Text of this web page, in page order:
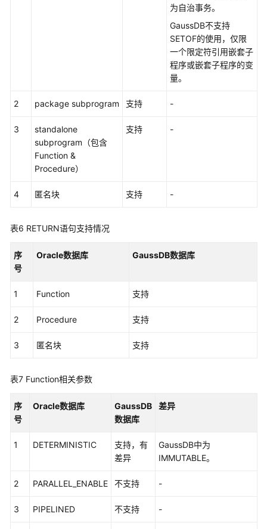
数
类
型
兼
容
制
句
合
Record
动
态
系
函
为自治事务。
GaussDB不支持
SETOF的使用，仅限
一个限定符引用嵌套子
程序或嵌套子程序的变
量。
2 package subprogram 支持 -
3
standalone
subprogram（包含
Function &
Procedure）
支持 -
4 匿名块 支持 -
表6 RETURN语句支持情况
序
号
Oracle数据库 GaussDB数据库
1 Function 支持
2 Procedure 支持
3 匿名块 支持
表7 Function相关参数
序
号
Oracle数据库
GaussDB
数据库
差异
1 DETERMINISTIC
支持，有
差异
GaussDB中为
IMMUTABLE。
2 PARALLEL_ENABLE 不支持 -
3 PIPELINED 不支持 -